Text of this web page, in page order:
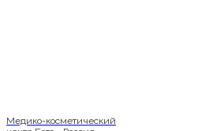
Медико-косметический